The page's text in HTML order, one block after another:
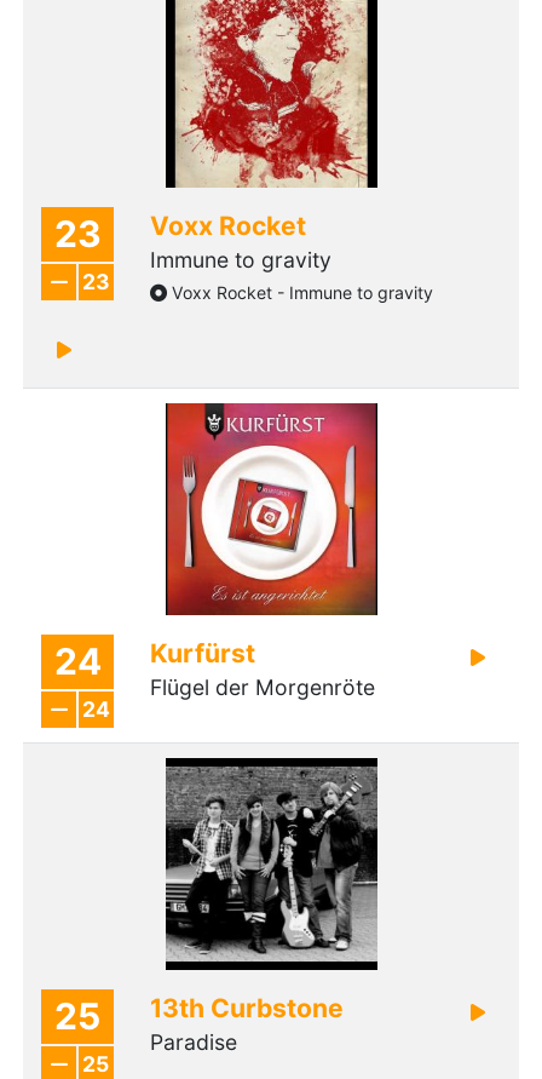
23
23
Voxx Rocket
Immune to gravity
Voxx Rocket - Immune to gravity
24
24
Kurfürst
Flügel der Morgenröte
25
25
13th Curbstone
Paradise